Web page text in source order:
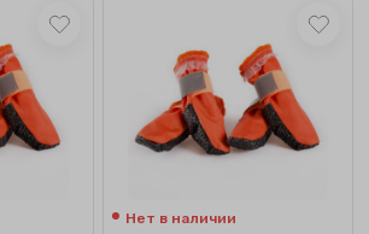
Нет в наличии